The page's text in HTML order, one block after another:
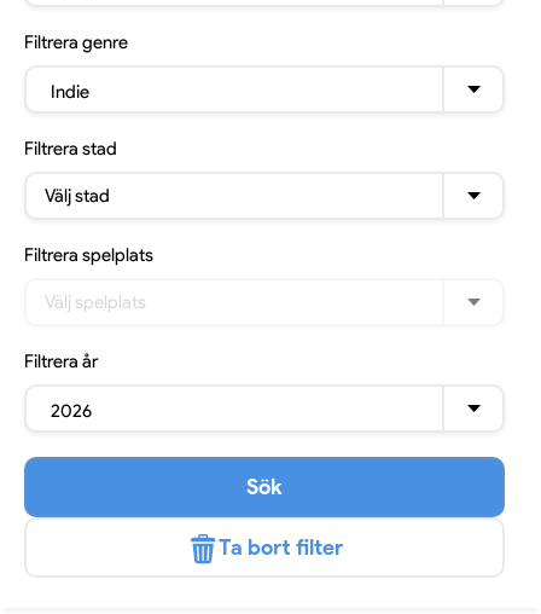
Filtrera genre
Indie
Filtrera stad
Välj stad
Filtrera spelplats
Välj spelplats
Filtrera år
2026
Sök
Ta bort filter